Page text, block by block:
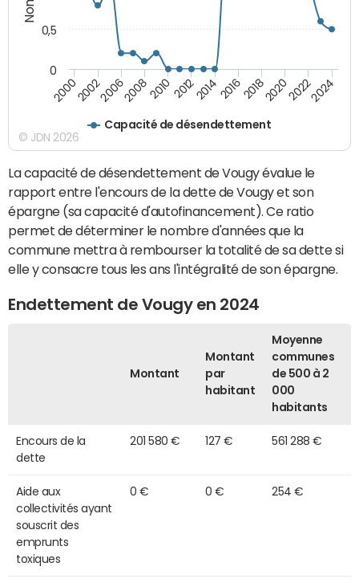
Capacité de désendettement
20002002200620082010 2012201420162018202020222024
0
0,5
© JDN 2026
La capacité de désendettement de Vougy évalue le
rapport entre l'encours de la dette de Vougy et son
épargne (sa capacité d'autofinancement). Ce ratio
permet de déterminer le nombre d'années que la
commune mettra à rembourser la totalité de sa dette si
elle y consacre tous les ans l'intégralité de son épargne.
Endettement de Vougy en 2024
Montant
Montant
par
habitant
Moyenne
communes
de 500 à 2
000
habitants
Encours de la
dette
201 580 € 127 € 561 288 €
Aide aux
collectivités ayant
souscrit des
emprunts
toxiques
0 € 0 € 254 €